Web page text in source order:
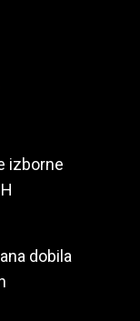
izborne
dobila